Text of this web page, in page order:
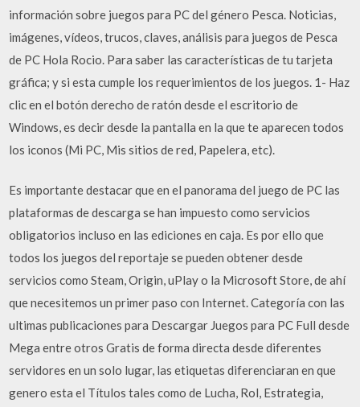
información sobre juegos para PC del género Pesca. Noticias,
imágenes, vídeos, trucos, claves, análisis para juegos de Pesca
de PC Hola Rocio. Para saber las características de tu tarjeta
gráfica; y si esta cumple los requerimientos de los juegos. 1- Haz
clic en el botón derecho de ratón desde el escritorio de
Windows, es decir desde la pantalla en la que te aparecen todos
los iconos (Mi PC, Mis sitios de red, Papelera, etc).
Es importante destacar que en el panorama del juego de PC las
plataformas de descarga se han impuesto como servicios
obligatorios incluso en las ediciones en caja. Es por ello que
todos los juegos del reportaje se pueden obtener desde
servicios como Steam, Origin, uPlay o la Microsoft Store, de ahí
que necesitemos un primer paso con Internet. Categoría con las
ultimas publicaciones para Descargar Juegos para PC Full desde
Mega entre otros Gratis de forma directa desde diferentes
servidores en un solo lugar, las etiquetas diferenciaran en que
genero esta el Títulos tales como de Lucha, Rol, Estrategia,